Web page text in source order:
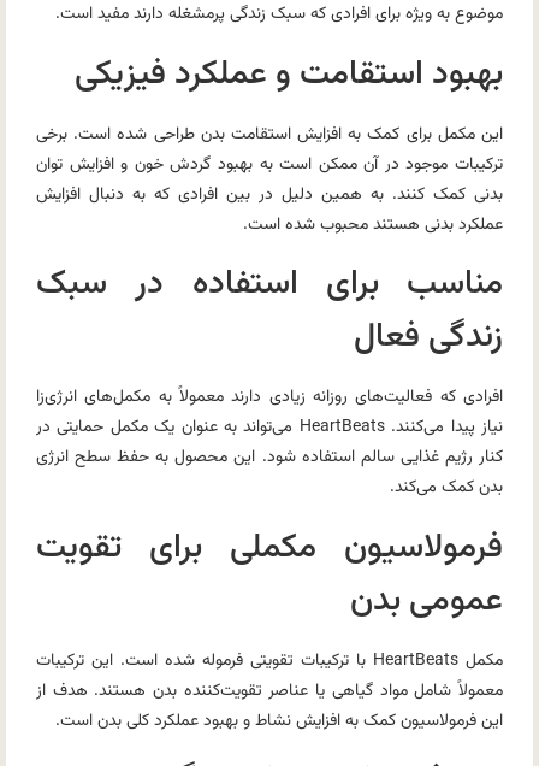
موضوع به ویژه برای افرادی که سبک زندگی پرمشغله دارند مفید است.
بهبود استقامت و عملکرد فیزیکی
این مکمل برای کمک به افزایش استقامت بدن طراحی شده است. برخی
ترکیبات موجود در آن ممکن است به بهبود گردش خون و افزایش توان
بدنی کمک کنند. به همین دلیل در بین افرادی که به دنبال افزایش
عملکرد بدنی هستند محبوب شده است.
مناسب برای استفاده در سبک
زندگی فعال
افرادی که فعالیت‌های روزانه زیادی دارند معمولاً به مکمل‌های انرژی‌زا
نیاز پیدا می‌کنند. HeartBeats می‌تواند به عنوان یک مکمل حمایتی در
کنار رژیم غذایی سالم استفاده شود. این محصول به حفظ سطح انرژی
بدن کمک می‌کند.
فرمولاسیون مکملی برای تقویت
عمومی بدن
مکمل HeartBeats با ترکیبات تقویتی فرموله شده است. این ترکیبات
معمولاً شامل مواد گیاهی یا عناصر تقویت‌کننده بدن هستند. هدف از
این فرمولاسیون کمک به افزایش نشاط و بهبود عملکرد کلی بدن است.